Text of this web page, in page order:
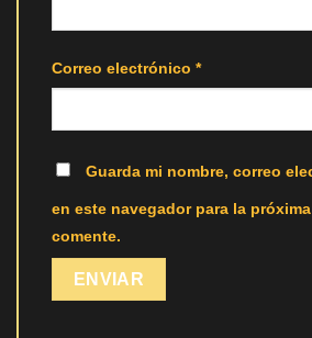
Correo electrónico *
Guarda mi nombre, correo
en este navegador para la
comente.